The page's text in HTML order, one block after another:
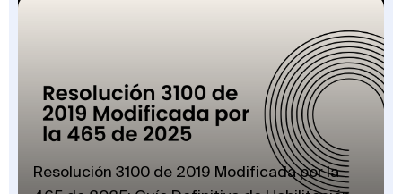
Resolución 3100 de 2019 Modificada por la